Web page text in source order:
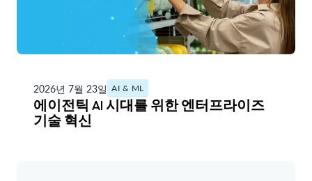
2026년 7월 23일 AI & ML
에이전틱 AI 시대를 위한 엔터프라이즈
기술 혁신